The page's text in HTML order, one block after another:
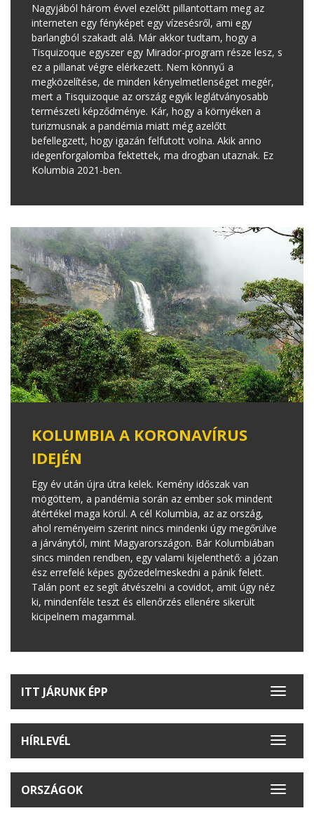
Nagyjából három évvel ezelőtt pillantottam meg az
interneten egy fényképet egy vízesésről, ami egy
barlangból szakadt alá. Már akkor tudtam, hogy a
Tisquizoque egyszer egy Mirador-program része lesz, s
ez a pillanat végre elérkezett. Nem könnyű a
megközelítése, de minden kényelmetlenséget megér,
mert a Tisquizoque az ország egyik leglátványosabb
természeti képződménye. Kár, hogy a környéken a
turizmusnak a pandémia miatt még azelőtt
befellegzett, hogy igazán felfutott volna. Akik anno
idegenforgalomba fektettek, ma drogban utaznak. Ez
Kolumbia 2021-ben.
KOLUMBIA A KORONAVÍRUS
IDEJÉN
Egy év után újra útra kelek. Kemény időszak van
mögöttem, a pandémia során az ember sok mindent
átértékel maga körül. A cél Kolumbia, az az ország,
ahol reményeim szerint nincs mindenki úgy megőrülve
a járványtól, mint Magyarországon. Bár Kolumbiában
sincs minden rendben, egy valami kijelenthető: a józan
ész errefelé képes győzedelmeskedni a pánik felett.
Talán pont ez segít átvészelni a covidot, amit úgy néz
ki, mindenféle teszt és ellenőrzés ellenére sikerült
kicipelnem magammal.
Toggle
ITT JÁRUNK ÉPP
Toggle
HÍRLEVÉL
Toggle
ORSZÁGOK